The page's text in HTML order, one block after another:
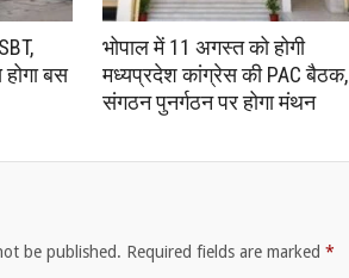
बस
भोपाल में 11 अगस्त को होगी
मध्यप्रदेश कांग्रेस की PAC बैठक,
संगठन पुनर्गठन पर होगा मंथन
be published. Required fields are marked *